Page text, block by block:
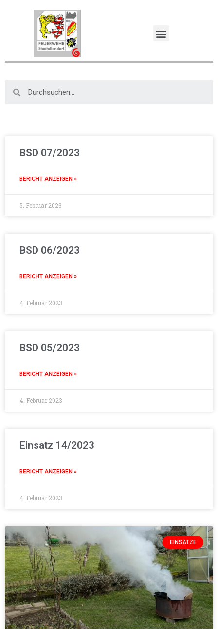
BSD 07/2023
BERICHT ANZEIGEN »
5. Februar 2023
BSD 06/2023
BERICHT ANZEIGEN »
4. Februar 2023
BSD 05/2023
BERICHT ANZEIGEN »
4. Februar 2023
Einsatz 14/2023
BERICHT ANZEIGEN »
4. Februar 2023
EINSÄTZE